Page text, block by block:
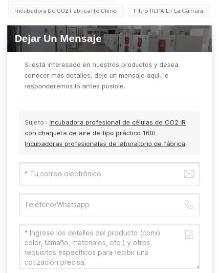
Incubadora De CO2 Fabricante Chino Filtro HEPA En La Cámara
Dejar Un Mensaje
Si está interesado en nuestros productos y desea
conocer más detalles, deje un mensaje aquí, le
responderemos lo antes posible.
Sujeto : Incubadora profesional de células de CO2 IR
con chaqueta de aire de tipo práctico 160L
Incubadoras profesionales de laboratorio de fábrica